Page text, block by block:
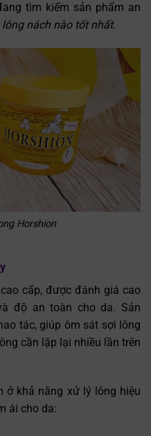
tìm kiếm sản phẩm an
nách nào tốt nhất.
Horshion
cấp, được đánh giá cao
độ an toàn cho da. Sản
tác, giúp ôm sát sợi lông
cần lặp lại nhiều lần trên
ở khả năng xử lý lông hiệu
ái cho da: